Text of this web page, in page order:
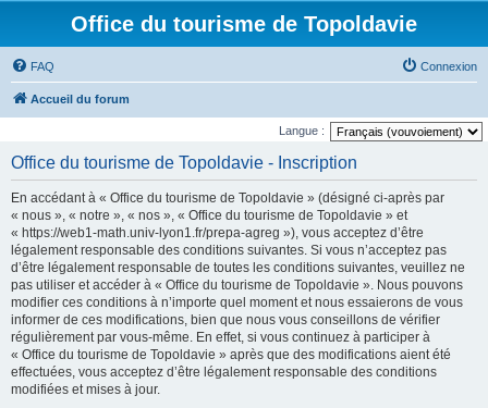
Office du tourisme de Topoldavie
FAQ Connexion
Accueil du forum
Langue :
Office du tourisme de Topoldavie - Inscription
En accédant à « Office du tourisme de Topoldavie » (désigné ci-après par
« nous », « notre », « nos », « Office du tourisme de Topoldavie » et
« https://web1-math.univ-lyon1.fr/prepa-agreg »), vous acceptez d’être
légalement responsable des conditions suivantes. Si vous n’acceptez pas
d’être légalement responsable de toutes les conditions suivantes, veuillez ne
pas utiliser et accéder à « Office du tourisme de Topoldavie ». Nous pouvons
modifier ces conditions à n’importe quel moment et nous essaierons de vous
informer de ces modifications, bien que nous vous conseillons de vérifier
régulièrement par vous-même. En effet, si vous continuez à participer à
« Office du tourisme de Topoldavie » après que des modifications aient été
effectuées, vous acceptez d’être légalement responsable des conditions
modifiées et mises à jour.